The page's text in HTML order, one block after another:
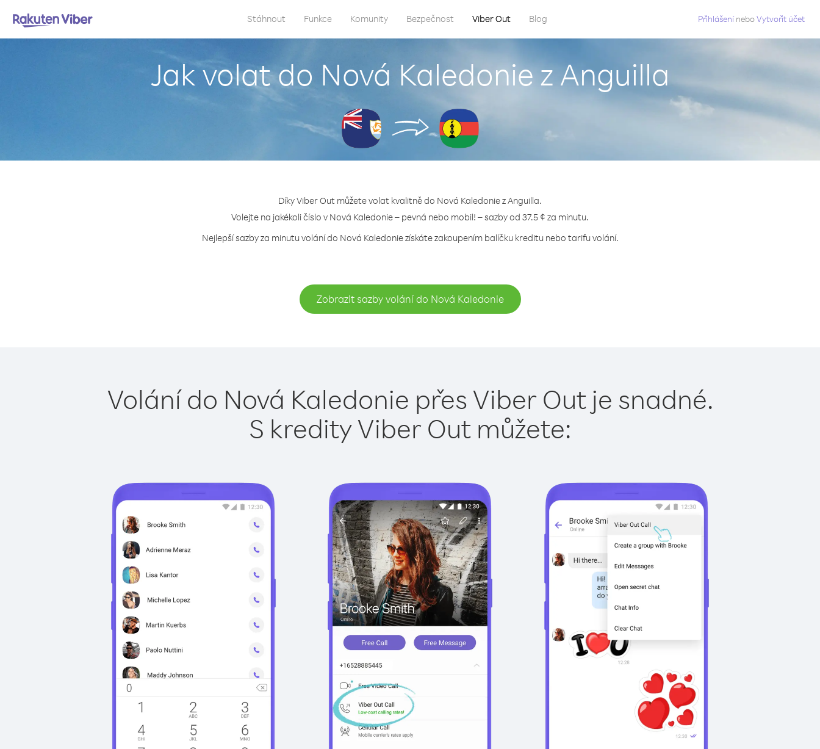
Stáhnout Funkce Komunity Bezpečnost Viber Out Blog Přihlášení neboVytvořit účet
Jak volat do Nová Kaledonie z Anguilla
Díky Viber Out můžete volat kvalitně do Nová Kaledonie z Anguilla.
Volejte na jakékoli číslo v Nová Kaledonie – pevná nebo mobil! – sazby od 37.5 ¢ za minutu.
Nejlepší sazby za minutu volání do Nová Kaledonie získáte zakoupením balíčku kreditu nebo tarifu volání.
Zobrazit sazby volání do Nová Kaledonie
Volání do Nová Kaledonie přes Viber Out je snadné.
S kredity Viber Out můžete: